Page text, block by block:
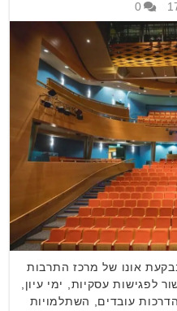
0
אונו של מרכז התרבות
לפגישות עסקיות, ימי עיון,
עובדים, השתלמויות